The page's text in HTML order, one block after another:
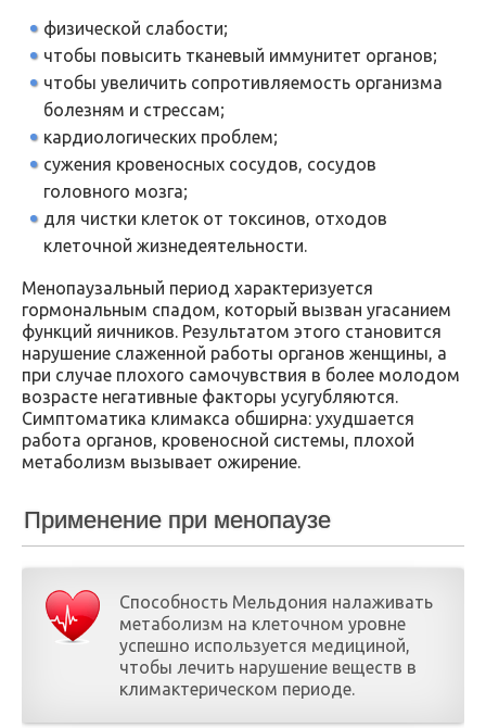
физической слабости;
чтобы повысить тканевый иммунитет органов;
чтобы увеличить сопротивляемость организма
болезням и стрессам;
кардиологических проблем;
сужения кровеносных сосудов, сосудов
головного мозга;
для чистки клеток от токсинов, отходов
клеточной жизнедеятельности.
Менопаузальный период характеризуется
гормональным спадом, который вызван угасанием
функций яичников. Результатом этого становится
нарушение слаженной работы органов женщины, а
при случае плохого самочувствия в более молодом
возрасте негативные факторы усугубляются.
Симптоматика климакса обширна: ухудшается
работа органов, кровеносной системы, плохой
метаболизм вызывает ожирение.
Применение при менопаузе
Способность Мельдония налаживать
метаболизм на клеточном уровне
успешно используется медициной,
чтобы лечить нарушение веществ в
климактерическом периоде.